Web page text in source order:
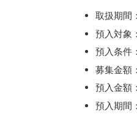
取扱期間
預入対象
預入条件
募集金額
預入金額
預入期間